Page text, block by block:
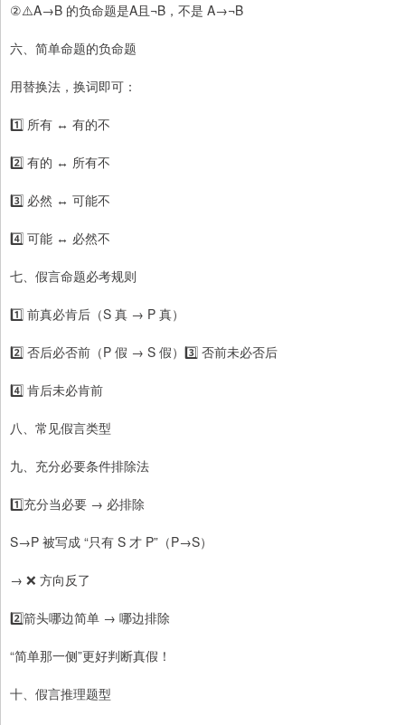
②⚠️A→B 的负命题是A且¬B，不是 A→¬B
六、简单命题的负命题
用替换法，换词即可：
1️⃣ 所有 ↔ 有的不
2️⃣ 有的 ↔ 所有不
3️⃣ 必然 ↔ 可能不
4️⃣ 可能 ↔ 必然不
七、假言命题必考规则
1️⃣ 前真必肯后（S 真 → P 真）
2️⃣ 否后必否前（P 假 → S 假）3️⃣ 否前未必否后
4️⃣ 肯后未必肯前
八、常见假言类型
九、充分必要条件排除法
1️⃣充分当必要 → 必排除
S→P 被写成 “只有 S 才 P”（P→S）
→ ❌ 方向反了
2️⃣箭头哪边简单 → 哪边排除
“简单那一侧”更好判断真假！
十、假言推理题型